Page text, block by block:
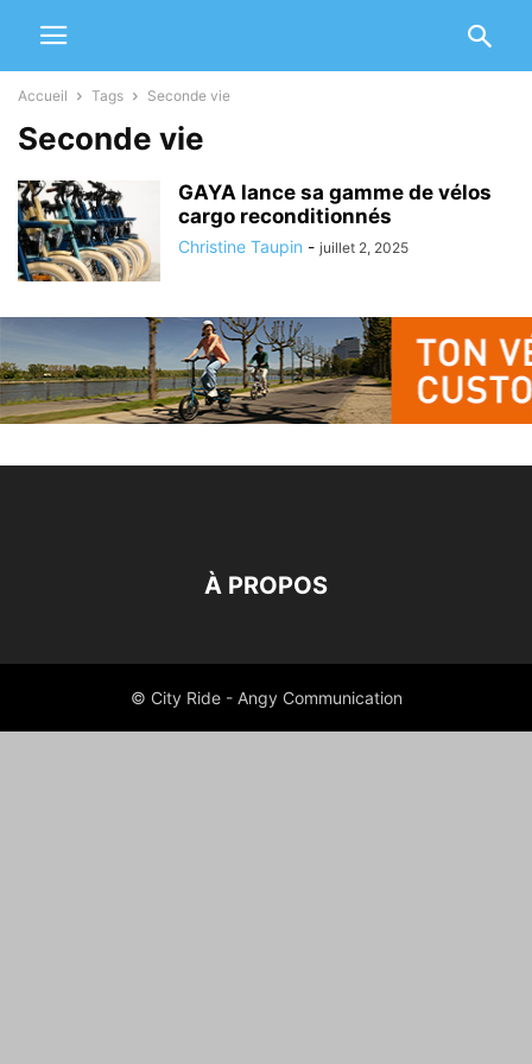
Accueil Tags Seconde vie
Seconde vie
GAYA lance sa gamme de vélos
cargo reconditionnés
Christine Taupin - juillet 2, 2025
À PROPOS
© City Ride - Angy Communication